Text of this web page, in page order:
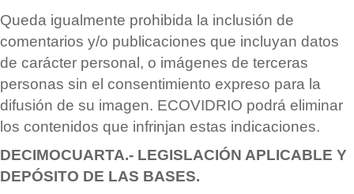
Queda igualmente prohibida la inclusión de
comentarios y/o publicaciones que incluyan datos
de carácter personal, o imágenes de terceras
personas sin el consentimiento expreso para la
difusión de su imagen. ECOVIDRIO podrá eliminar
los contenidos que infrinjan estas indicaciones.
DECIMOCUARTA.- LEGISLACIÓN APLICABLE Y
DEPÓSITO DE LAS BASES.